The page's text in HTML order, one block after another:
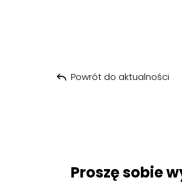
Powrót do aktualności
Proszę sobie